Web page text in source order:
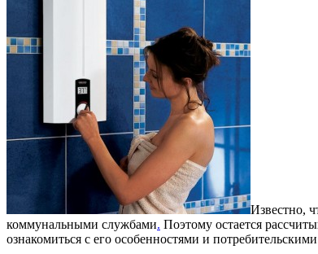
Известно,
коммунальными службами. Поэтому остается
ознакомиться с его особенностями и